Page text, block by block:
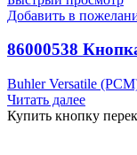
Добавить в
86000538
Buhler Versatile
Читать далее
Купить кнопку